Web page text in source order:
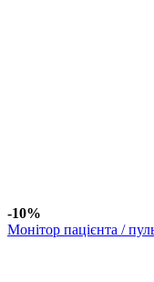
-10%
Монітор пацієнта /